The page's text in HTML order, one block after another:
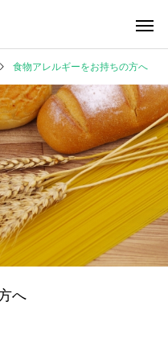
在宅医療への
医療材料・衛
漢方薬のこと
桜の季節ですね🌸
食物アレルギーをお持ちの方へ
へ